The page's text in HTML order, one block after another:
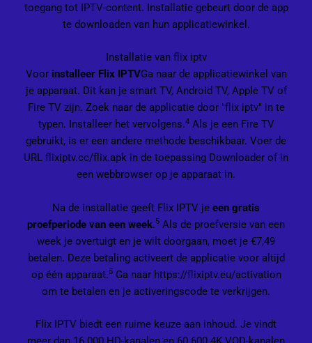
toegang tot IPTV-content. Installatie gebeurt door de app
te downloaden van hun applicatiewinkel.
Installatie van flix iptv
Voor installeer Flix IPTVGa naar de applicatiewinkel van
je apparaat. Dit kan je smart TV, Android TV, Apple TV of
Fire TV zijn. Zoek naar de applicatie door "flix iptv" in te
typen. Installeer het vervolgens.4Als je een Fire TV
gebruikt, is er een andere methode beschikbaar. Voer de
URL flixiptv.cc/flix.apk in de toepassing Downloader of in
een webbrowser op je apparaat in.
Na de installatie geeft Flix IPTV je een gratis
proefperiode van een week.5 Als de proefversie van een
week je overtuigt en je wilt doorgaan, moet je €7,49
betalen. Deze betaling activeert de applicatie voor altijd
op één apparaat.5Ga naar https://flixiptv.eu/activation
om te betalen en je activeringscode te verkrijgen.
Flix IPTV biedt een ruime keuze aan inhoud. Je vindt